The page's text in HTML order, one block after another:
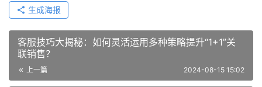
生成海报
客服技巧大揭秘：如何灵活运用多种策略提升“1+1”关
联销售？
上一篇 2024-08-15 15:02